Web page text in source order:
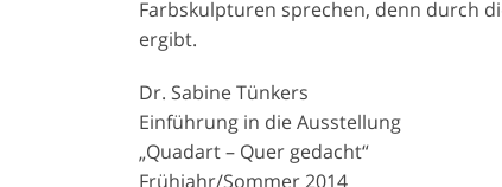
Farbskulpturen sprechen, denn durch
ergibt.
Dr. Sabine Tünkers
Einführung in die Ausstellung
„Quadart – Quer gedacht“
Frühjahr/Sommer 2014